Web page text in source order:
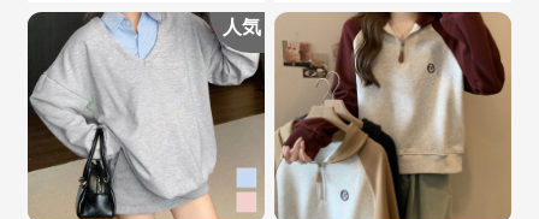
5,430 (税込) 4,760 (税込)